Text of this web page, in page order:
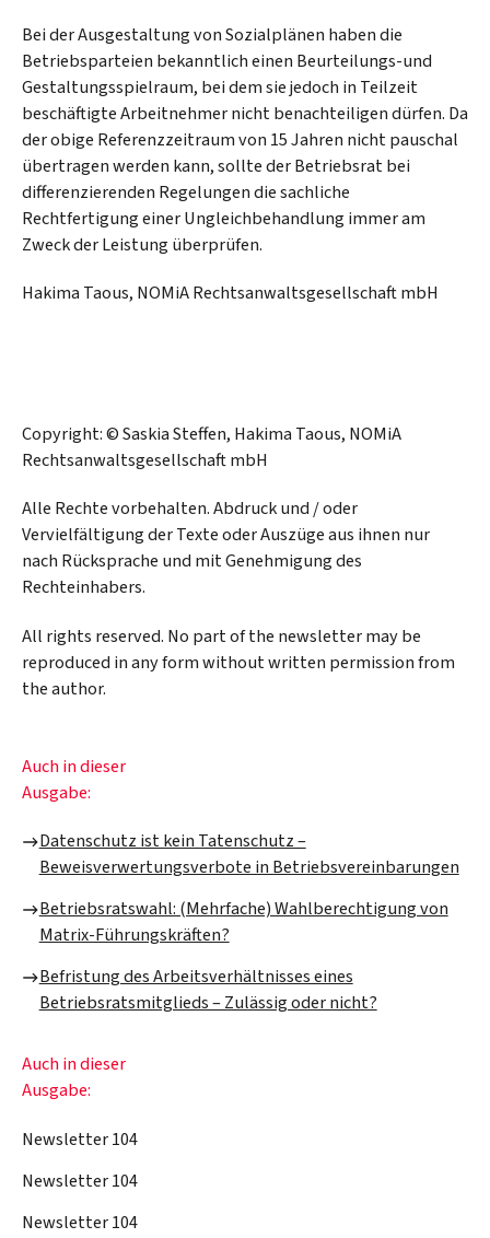
Bei der Ausgestaltung von Sozialplänen haben die
Betriebsparteien bekanntlich einen Beurteilungs-und
Gestaltungsspielraum, bei dem sie jedoch in Teilzeit
beschäftigte Arbeitnehmer nicht benachteiligen dürfen. Da
der obige Referenzzeitraum von 15 Jahren nicht pauschal
übertragen werden kann, sollte der Betriebsrat bei
differenzierenden Regelungen die sachliche
Rechtfertigung einer Ungleichbehandlung immer am
Zweck der Leistung überprüfen.
Hakima Taous, NOMiA Rechtsanwaltsgesellschaft mbH
Copyright: © Saskia Steffen, Hakima Taous, NOMiA
Rechtsanwaltsgesellschaft mbH
Alle Rechte vorbehalten. Abdruck und / oder
Vervielfältigung der Texte oder Auszüge aus ihnen nur
nach Rücksprache und mit Genehmigung des
Rechteinhabers.
All rights reserved. No part of the newsletter may be
reproduced in any form without written permission from
the author.
Auch in dieser
Ausgabe:
Datenschutz ist kein Tatenschutz –
Beweisverwertungsverbote in Betriebsvereinbarungen
Betriebsratswahl: (Mehrfache) Wahlberechtigung von
Matrix-Führungskräften?
Befristung des Arbeitsverhältnisses eines
Betriebsratsmitglieds – Zulässig oder nicht?
Auch in dieser
Ausgabe:
Newsletter 104
Newsletter 104
Newsletter 104